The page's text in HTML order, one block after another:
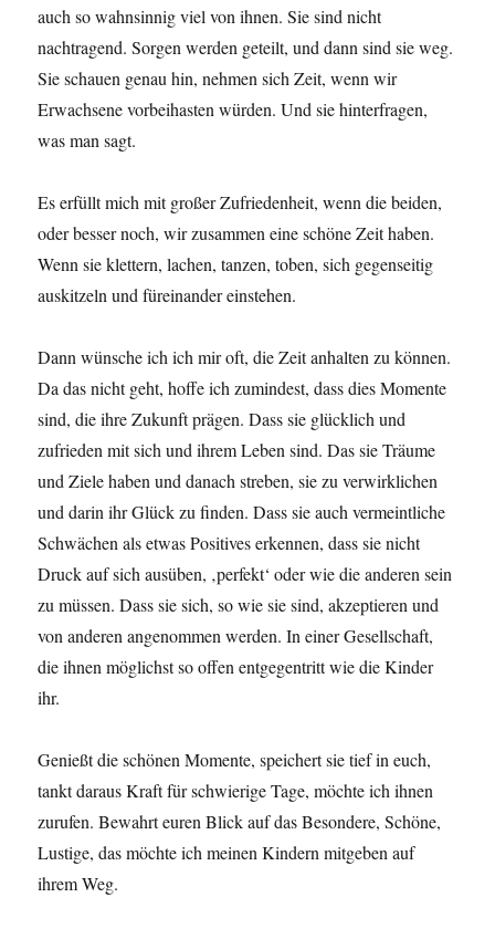
auch so wahnsinnig viel von ihnen. Sie sind nicht
nachtragend. Sorgen werden geteilt, und dann sind sie weg.
Sie schauen genau hin, nehmen sich Zeit, wenn wir
Erwachsene vorbeihasten würden. Und sie hinterfragen,
was man sagt.
Es erfüllt mich mit großer Zufriedenheit, wenn die beiden,
oder besser noch, wir zusammen eine schöne Zeit haben.
Wenn sie klettern, lachen, tanzen, toben, sich gegenseitig
auskitzeln und füreinander einstehen.
Dann wünsche ich ich mir oft, die Zeit anhalten zu können.
Da das nicht geht, hoffe ich zumindest, dass dies Momente
sind, die ihre Zukunft prägen. Dass sie glücklich und
zufrieden mit sich und ihrem Leben sind. Das sie Träume
und Ziele haben und danach streben, sie zu verwirklichen
und darin ihr Glück zu finden. Dass sie auch vermeintliche
Schwächen als etwas Positives erkennen, dass sie nicht
Druck auf sich ausüben, ‚perfekt‘ oder wie die anderen sein
zu müssen. Dass sie sich, so wie sie sind, akzeptieren und
von anderen angenommen werden. In einer Gesellschaft,
die ihnen möglichst so offen entgegentritt wie die Kinder
ihr.
Genießt die schönen Momente, speichert sie tief in euch,
tankt daraus Kraft für schwierige Tage, möchte ich ihnen
zurufen. Bewahrt euren Blick auf das Besondere, Schöne,
Lustige, das möchte ich meinen Kindern mitgeben auf
ihrem Weg.